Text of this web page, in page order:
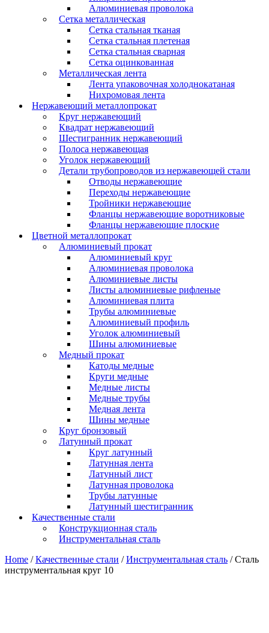
Алюминиевая проволока
Сетка металлическая
Сетка стальная тканая
Сетка стальная плетеная
Сетка стальная сварная
Сетка оцинкованная
Металлическая лента
Лента упаковочная холоднокатаная
Нихромовая лента
Нержавеющий металлопрокат
Круг нержавеющий
Квадрат нержавеющий
Шестигранник нержавеющий
Полоса нержавеющая
Уголок нержавеющий
Детали трубопроводов из нержавеющей стали
Отводы нержавеющие
Переходы нержавеющие
Тройники нержавеющие
Фланцы нержавеющие воротниковые
Фланцы нержавеющие плоские
Цветной металлопрокат
Алюминиевый прокат
Алюминиевый круг
Алюминиевая проволока
Алюминиевые листы
Листы алюминиевые рифленые
Алюминиевая плита
Трубы алюминиевые
Алюминиевый профиль
Уголок алюминиевый
Шины алюминиевые
Медный прокат
Катоды медные
Круги медные
Медные листы
Медные трубы
Медная лента
Шины медные
Круг бронзовый
Латунный прокат
Круг латунный
Латунная лента
Латунный лист
Латунная проволока
Трубы латунные
Латунный шестигранник
Качественные стали
Конструкционная сталь
Инструментальная сталь
Home /Качественные стали /Инструментальная сталь / Сталь
инструментальная круг 10